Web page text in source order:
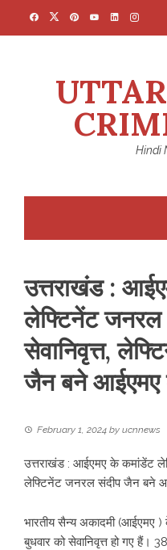
Hindi
उत्तराखंड :
लेफ्टिनेंट जनरल
सेवानिवृत्त,
जैन बने आईएमए
February 1, 2024 by ucnnews
उत्तराखंड : आईएमए के कमांडेंट
लेफ्टिनेंट जनरल संदीप जैन बने
भारतीय सैन्य अकादमी (आईएमए
बुधवार को सेवानिवृत्त हो गए